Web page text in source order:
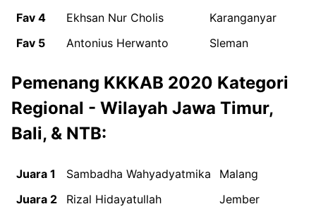
Fav 4
Ekhsan Nur Cholis
Karanganyar
Fav 5
Antonius Herwanto Sleman
Pemenang KKKAB 2020 Kategori
Regional - Wilayah Jawa Timur,
Bali, & NTB:
Juara 1 Sambadha Wahyadyatmika
Malang
Juara 2
Rizal Hidayatullah
Jember